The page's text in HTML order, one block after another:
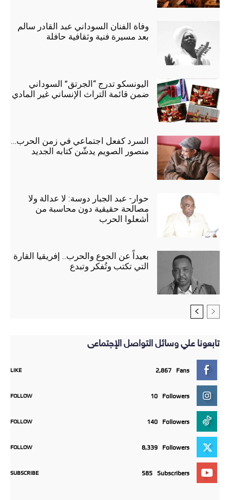
وفاة الفنان السوداني عبد القادر سالم
بعد مسيرة فنية وثقافية حافلة
اليونسكو تدرج “الجرتق” السوداني
ضمن قائمة التراث الإنساني غير المادي
السرد كفعل اجتماعي في زمن الحرب…
منصور الصويم يدشّن كتابه الجديد
حوار- عبد الجبار دوسة: لا عدالة ولا
مصالحة حقيقية دون محاسبة من
أشعلوا الحرب
بعيداً عن الجوع والحرب.. إفريقيا القارة
التي تكتب وتُفكر وتبدع
تابعونا علي وسائل التواصل الإجتماعى
2,867 Fans
LIKE
10 Followers
FOLLOW
140 Followers
FOLLOW
8,339 Followers
FOLLOW
585 Subscribers
SUBSCRIBE